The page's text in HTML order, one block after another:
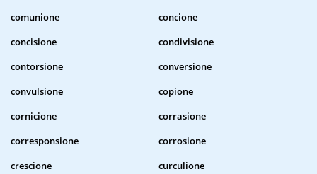
comunione
concione
concisione
condivisione
contorsione
conversione
convulsione
copione
cornicione
corrasione
corresponsione
corrosione
crescione
curculione